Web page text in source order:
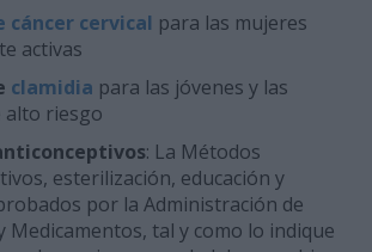
cáncer cervical para las mujeres
activas
clamidia para las jóvenes y las
alto riesgo
: La Métodos
esterilización, educación y
por la Administración de
Medicamentos, tal y como lo indique